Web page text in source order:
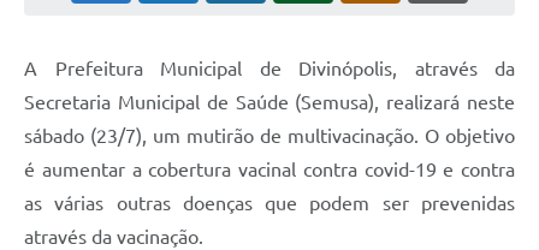
A Prefeitura Municipal de Divinópolis, através da
Secretaria Municipal de Saúde (Semusa), realizará neste
sábado (23/7), um mutirão de multivacinação. O objetivo
é aumentar a cobertura vacinal contra covid-19 e contra
as várias outras doenças que podem ser prevenidas
através da vacinação.